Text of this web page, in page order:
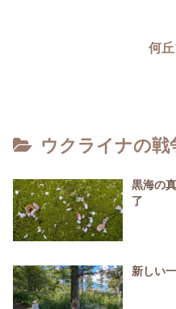
何
ウクライナの戦
黒海の
了
新しい